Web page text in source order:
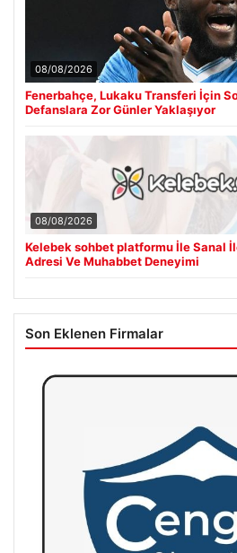
08/08/2026
Fenerbahçe, Lukaku Transferi İçin
Defanslara Zor Günler Yaklaşıyor
08/08/2026
Kelebek sohbet platformu İle Sanal
Adresi Ve Muhabbet Deneyimi
Son Eklenen Firmalar